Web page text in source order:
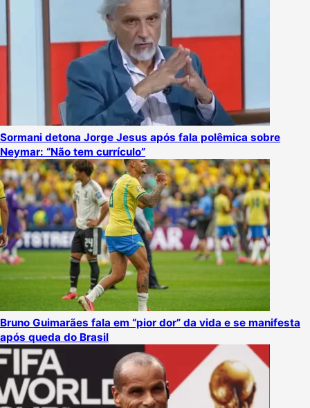
Sormani detona Jorge Jesus após fala polêmica sobre
Neymar: “Não tem currículo”
Bruno Guimarães fala em “pior dor” da vida e se manifesta
após queda do Brasil